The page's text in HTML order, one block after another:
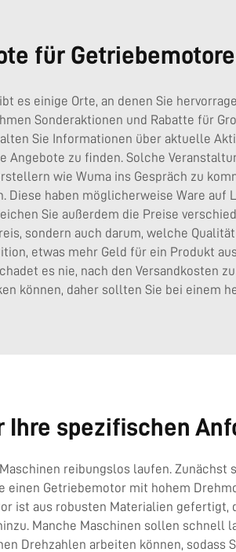
für
es einige Orte, an denen Sie
Sonderaktionen und Rabatte für
Sie Informationen über aktuelle
zu finden. Solche
wie Wuma ins Gespräch zu
haben möglicherweise Ware auf
Sie außerdem die Preise
sondern auch darum, welche
etwas mehr Geld für ein Produkt
es nie, nach den Versandkosten
können, daher sollten Sie bei einem
spezifischen
reibungslos laufen. Zunächst
einen Getriebemotor mit hohem
ist aus robusten Materialien
Manche Maschinen sollen schnell
Drehzahlen arbeiten können, sodass